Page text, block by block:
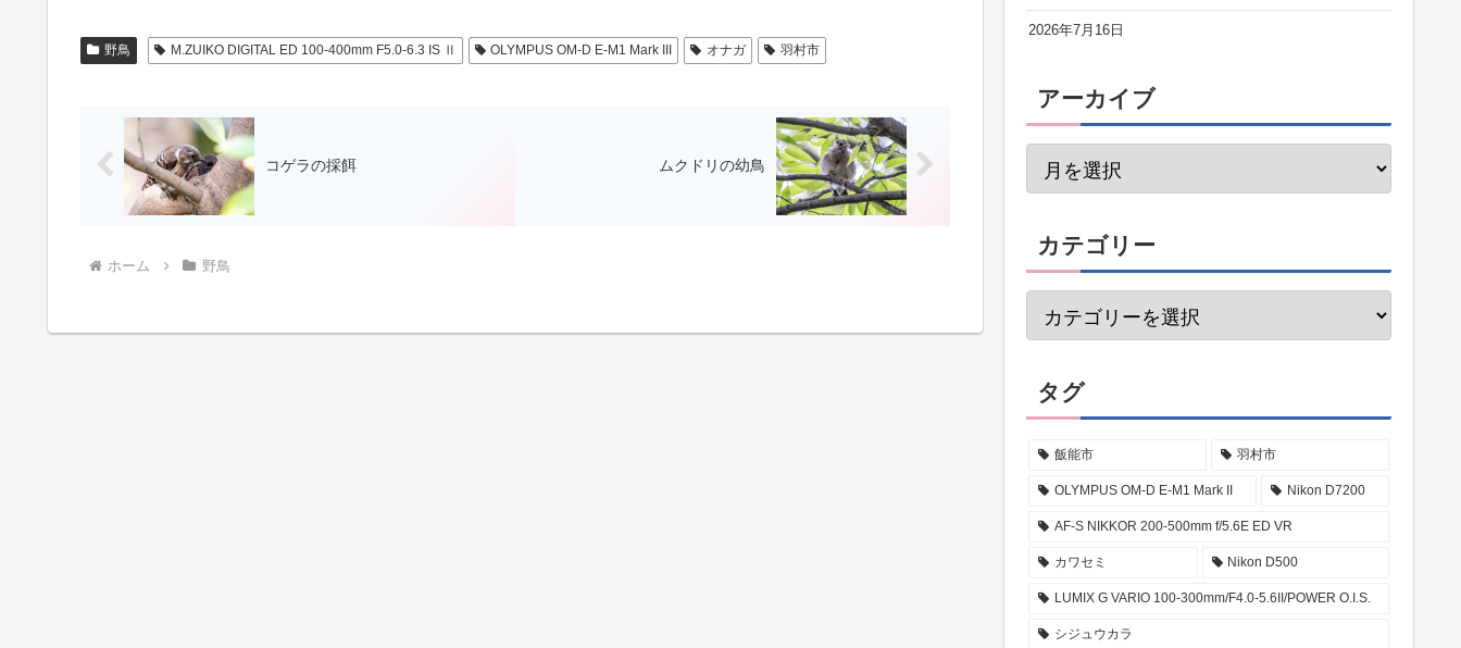
野鳥 M.ZUIKO DIGITAL ED 100-400mm F5.0-6.3 IS Ⅱ OLYMPUS OM-D E-M1 Mark III オナガ 羽村市
コゲラの採餌 ムクドリの幼鳥
ホーム 野鳥
2026年7月16日
アーカイブ
カテゴリー
タグ
飯能市 羽村市
OLYMPUS OM-D E-M1 Mark II Nikon D7200
AF-S NIKKOR 200-500mm f/5.6E ED VR
カワセミ Nikon D500
LUMIX G VARIO 100-300mm/F4.0-5.6II/POWER O.I.S.
シジュウカラ